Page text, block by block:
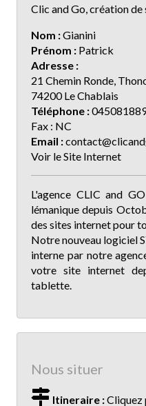
Clic and Go, création
Nom :Gianini
Prénom : Patrick
Adresse :
21 Chemin Ronde,
74200 Le Chablais
Téléphone :
Fax : NC
Email :
Voir le Site Internet
L'agence CLIC and
lémanique depuis
des sites internet pour
Notre nouveau logiciel
interne par notre
votre site internet
tablette.
Nous situer
Itineraire :Cliquez